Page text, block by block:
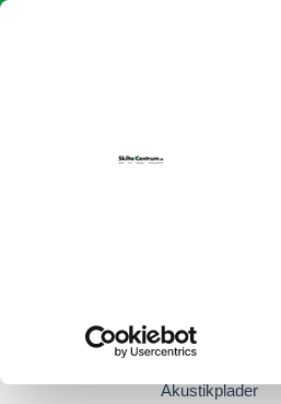
Fortsæt
abcMIX
Akustikplader